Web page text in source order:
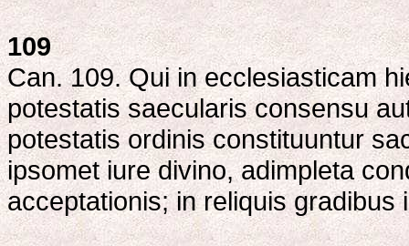
109
Can. 109. Qui in ecclesiasticam
potestatis saecularis consensu
potestatis ordinis constituuntur
ipsomet iure divino, adimpleta
acceptationis; in reliquis